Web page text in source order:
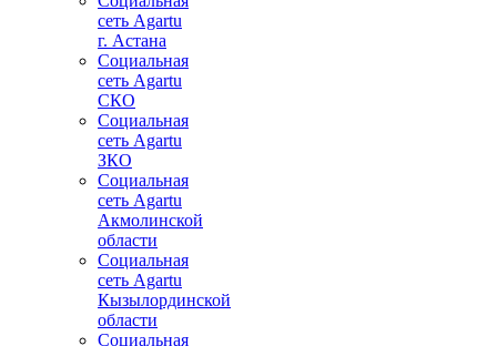
сеть Agartu
г. Астана
Социальная
сеть Agartu
СКО
Социальная
сеть Agartu
ЗКО
Социальная
сеть Agartu
Акмолинской
области
Социальная
сеть Agartu
Кызылординской
области
Социальная